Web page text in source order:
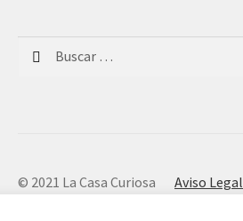
© 2021 La Casa CuriosaAviso Legal